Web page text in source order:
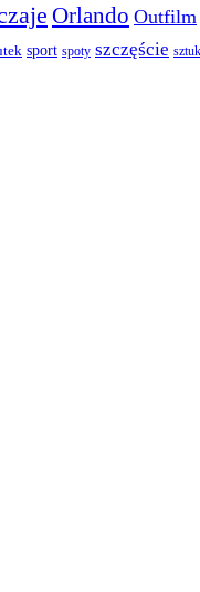
Orlando Outfilm
sport spoty szczęście